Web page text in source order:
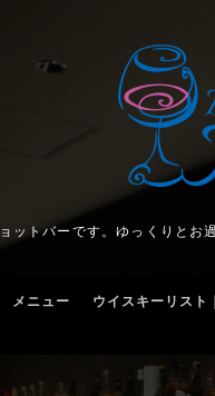
ットバーです。ゆっくりとお
メニュー ウイスキーリス